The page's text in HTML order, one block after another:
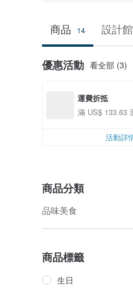
商品 14 設計
優惠活動 看全部 (3)
運費折抵
滿 US$ 133.63
活動詳
商品分類
品味美食
商品標籤
生日